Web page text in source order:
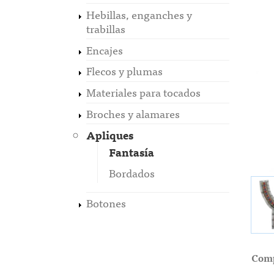
Hebillas, enganches y
trabillas
Encajes
Flecos y plumas
Materiales para tocados
Broches y alamares
Apliques
Fantasía
Bordados
Botones